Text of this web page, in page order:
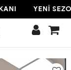
YENİ SEZON |